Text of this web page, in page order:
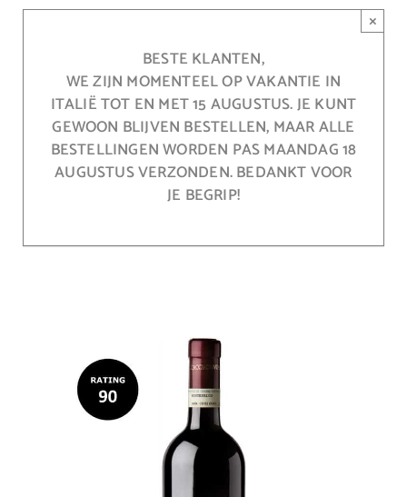
BESTE KLANTEN,
WE ZIJN MOMENTEEL OP VAKANTIE IN
ITALIË TOT EN MET 15 AUGUSTUS. JE KUNT
GEWOON BLIJVEN BESTELLEN, MAAR ALLE
BESTELLINGEN WORDEN PAS MAANDAG 18
AUGUSTUS VERZONDEN. BEDANKT VOOR
JE BEGRIP!
×